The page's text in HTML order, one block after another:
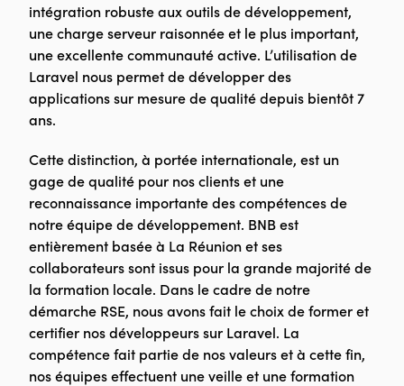
intégration robuste aux outils de développement,
une charge serveur raisonnée et le plus important,
une excellente communauté active. L’utilisation de
Laravel nous permet de développer des
applications sur mesure de qualité depuis bientôt 7
ans.
Cette distinction, à portée internationale, est un
gage de qualité pour nos clients et une
reconnaissance importante des compétences de
notre équipe de développement. BNB est
entièrement basée à La Réunion et ses
collaborateurs sont issus pour la grande majorité de
la formation locale. Dans le cadre de notre
démarche RSE, nous avons fait le choix de former et
certifier nos développeurs sur Laravel. La
compétence fait partie de nos valeurs et à cette fin,
nos équipes effectuent une veille et une formation